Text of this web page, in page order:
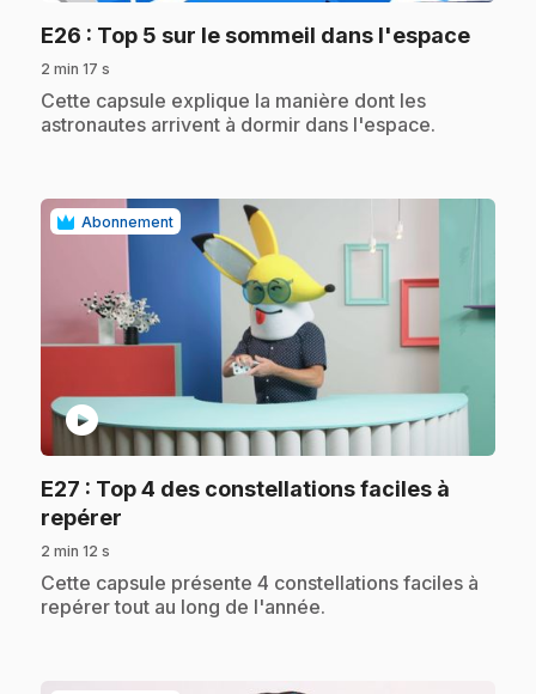
E26 : Top 5 sur le sommeil dans l'espace.
2 min 17 s
.Cette capsule explique la manière dont les
astronautes arrivent à dormir dans l'espace.
Abonnement
play_circle
E27 : Top 4 des constellations faciles à
repérer
2 min 12 s
.Cette capsule présente 4 constellations faciles à
repérer tout au long de l'année.